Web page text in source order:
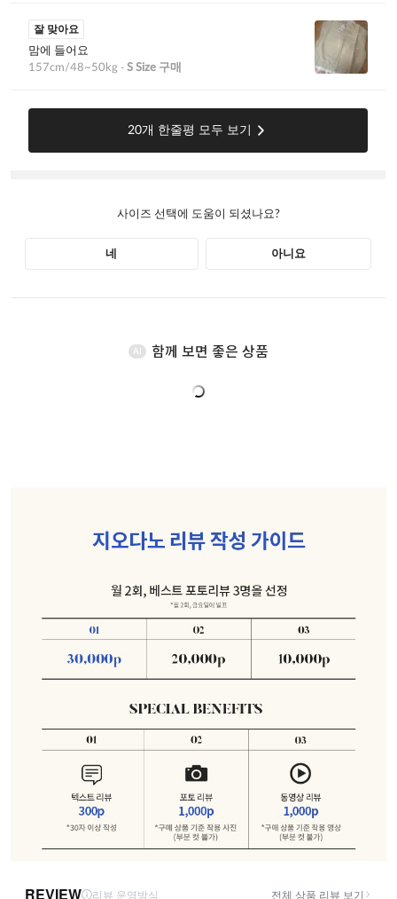
AI 함께 보면 좋은 상품